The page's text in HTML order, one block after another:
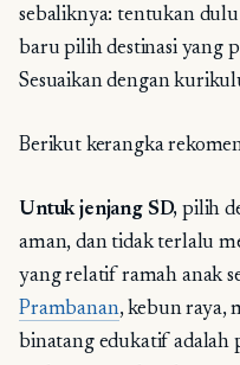
sebaliknya: tentukan
baru pilih destinasi yang
Sesuaikan dengan
Berikut kerangka
Untuk jenjang SD, pilih
aman, dan tidak terlalu
yang relatif ramah anak
Prambanan, kebun raya,
binatang edukatif adalah